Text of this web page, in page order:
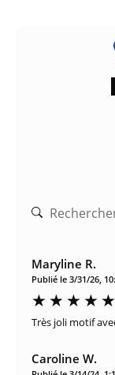
Maryline R.
Publié le 3/31/26,
Très joli motif
Caroline W.